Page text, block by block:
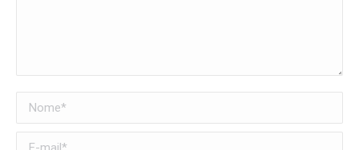
Nome *
E-mail *